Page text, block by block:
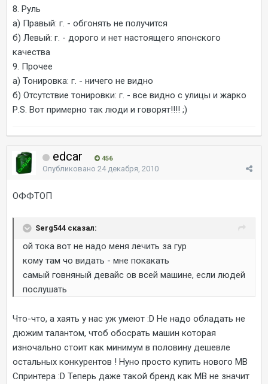
8. Руль
а) Правый: г. - обгонять не получится
б) Левый: г. - дорого и нет настоящего японского
качества
9. Прочее
а) Тонировка: г. - ничего не видно
б) Отсутствие тонировки: г. - все видно с улицы и жарко
Р.S. Вот примерно так люди и говорят!!!! ;)
edcar 456
Опубликовано 24 декабря, 2010
ОФФТОП
Serg544 сказал:
ой тока вот не надо меня лечить за гур
кому там чо видать - мне покакать
самый говняный девайс ов всей машине, если людей
послушать
Что-что, а хаять у нас уж умеют :D Не надо обладать не
дюжим талантом, чтоб обосрать машин которая
изночально стоит как минимум в половину дешевле
остальных конкурентов ! Нуно просто купить нового МВ
Спринтера :D Теперь даже такой бренд как МВ не значит